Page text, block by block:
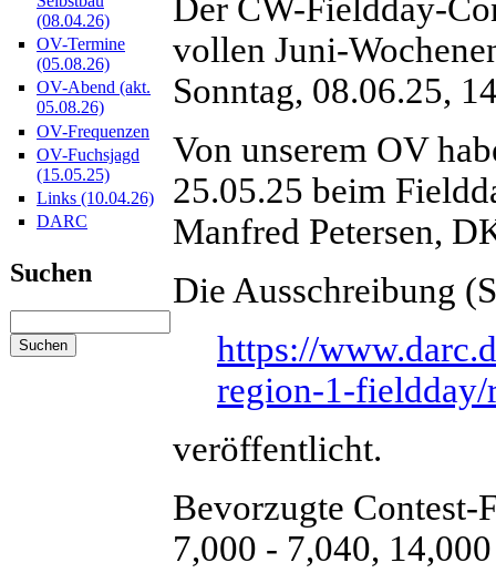
(08.04.26)
OV-Termine
(05.08.26)
OV-Abend (akt.
05.08.26)
OV-Frequenzen
OV-Fuchsjagd
(15.05.25)
Links (10.04.26)
DARC
Suchen
Der CW-Fieldday-
vollen Juni-
Sonntag, 08.06.25,
Von unserem OV
25.05.25 beim
Manfred Petersen,
Die Ausschreibung
https://
region-1-fieldday/
veröffentlicht.
Bevorzugte Contest-
7,000 - 7,040,